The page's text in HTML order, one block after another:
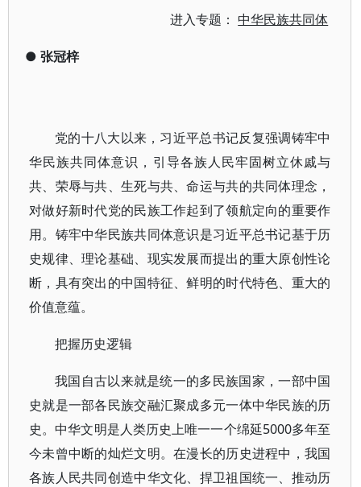
进入专题：中华民族共同体
● 张冠梓
党的十八大以来，习近平总书记反复强调铸牢中
华民族共同体意识，引导各族人民牢固树立休戚与
共、荣辱与共、生死与共、命运与共的共同体理念，
对做好新时代党的民族工作起到了领航定向的重要作
用。铸牢中华民族共同体意识是习近平总书记基于历
史规律、理论基础、现实发展而提出的重大原创性论
断，具有突出的中国特征、鲜明的时代特色、重大的
价值意蕴。
把握历史逻辑
我国自古以来就是统一的多民族国家，一部中国
史就是一部各民族交融汇聚成多元一体中华民族的历
史。中华文明是人类历史上唯一一个绵延5000多年至
今未曾中断的灿烂文明。在漫长的历史进程中，我国
各族人民共同创造中华文化、捍卫祖国统一、推动历